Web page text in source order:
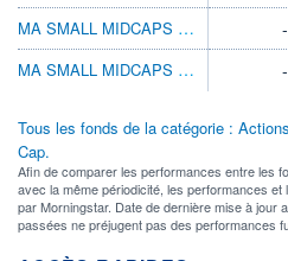
MA SMALL MIDCAPS EUROPE ID
-
MA SMALL MIDCAPS EUROPE AC
-
Tous les fonds de la catégorie :
Cap.
Afin de comparer les performances entre les
avec la même périodicité, les performances
par Morningstar. Date de dernière mise à jour
passées ne préjugent pas des performances